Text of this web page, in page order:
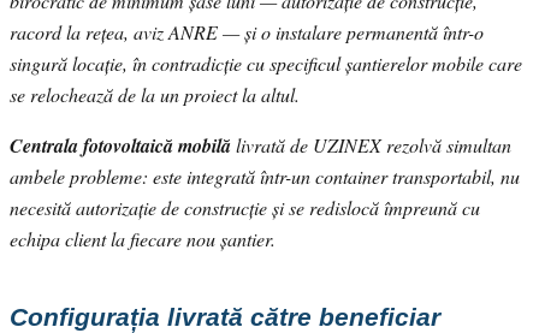
racord la rețea, aviz ANRE — și o instalare permanentă într-o
singură locație, în contradicție cu specificul șantierelor mobile care
se relochează de la un proiect la altul.
Centrala fotovoltaică mobilălivrată de UZINEX rezolvă simultan
ambele probleme: este integrată într-un container transportabil, nu
necesită autorizație de construcție și se redislocă împreună cu
echipa client la fiecare nou șantier.
Configurația livrată către beneficiar